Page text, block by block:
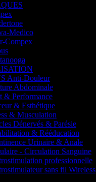
Medico
Compex
Anti-Douleur
Abdominale
& Performance
& Esthétique
& Musculation
Dénervés & Parésie
& Rééducation
Urinaire & Anale
- Circulation Sanguine
professionnelle
sans fil Wireless